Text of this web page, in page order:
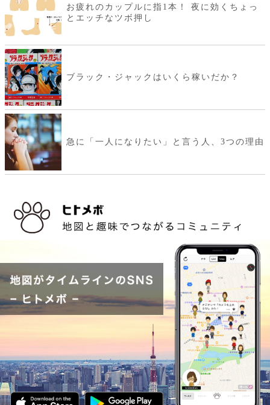
お疲れのカップルに指1本！ 夜に効くちょっ
とエッチなツボ押し
ブラック・ジャックはいくら稼いだか？
急に「一人になりたい」と言う人、3つの理由